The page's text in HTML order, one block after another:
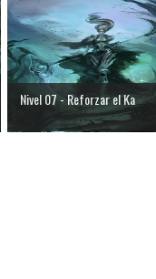
Nivel 07 - Reforzar el Ka